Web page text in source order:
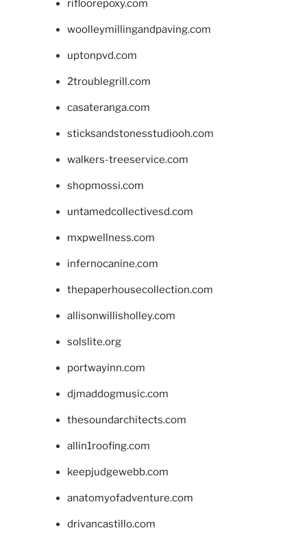
rifloorepoxy.com
woolleymillingandpaving.com
uptonpvd.com
2troublegrill.com
casateranga.com
sticksandstonesstudiooh.com
walkers-treeservice.com
shopmossi.com
untamedcollectivesd.com
mxpwellness.com
infernocanine.com
thepaperhousecollection.com
allisonwillisholley.com
solslite.org
portwayinn.com
djmaddogmusic.com
thesoundarchitects.com
allin1roofing.com
keepjudgewebb.com
anatomyofadventure.com
drivancastillo.com